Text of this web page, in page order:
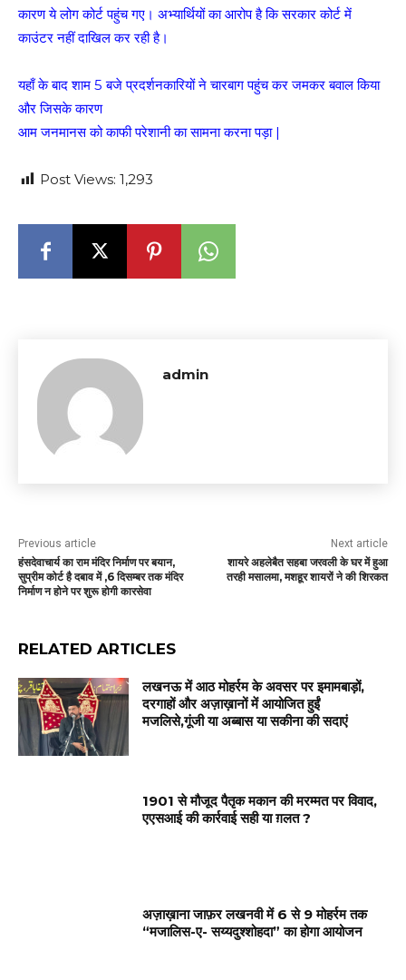
कारण ये लोग कोर्ट पहुंच गए। अभ्यार्थियों का आरोप है कि सरकार कोर्ट में
काउंटर नहीं दाखिल कर रही है।
यहाँ के बाद शाम 5 बजे प्रदर्शनकारियों ने चारबाग पहुंच कर जमकर बवाल किया
और जिसके कारण
आम जनमानस को काफी परेशानी का सामना करना पड़ा |
Post Views: 1,293
admin
Previous article
हंसदेवाचार्य का राम मंदिर निर्माण पर बयान,
सुप्रीम कोर्ट है दबाव में ,6 दिसम्बर तक मंदिर
निर्माण न होने पर शुरू होगी कारसेवा
Next article
शायरे अहलेबैत सहबा जरवली के घर में हुआ
तरही मसालमा, मशहूर शायरों ने की शिरकत
RELATED ARTICLES
लखनऊ में आठ मोहर्रम के अवसर पर इमामबाड़ों,
दरगाहों और अज़ाख़ानों में आयोजित हुईं
मजलिसे,गूंजी या अब्बास या सकीना की सदाएं
1901 से मौजूद पैतृक मकान की मरम्मत पर विवाद,
एएसआई की कार्रवाई सही या ग़लत ?
अज़ाख़ाना जाफ़र लखनवी में 6 से 9 मोहर्रम तक
“मजालिस-ए- सय्यदुश्शोहदा” का होगा आयोजन